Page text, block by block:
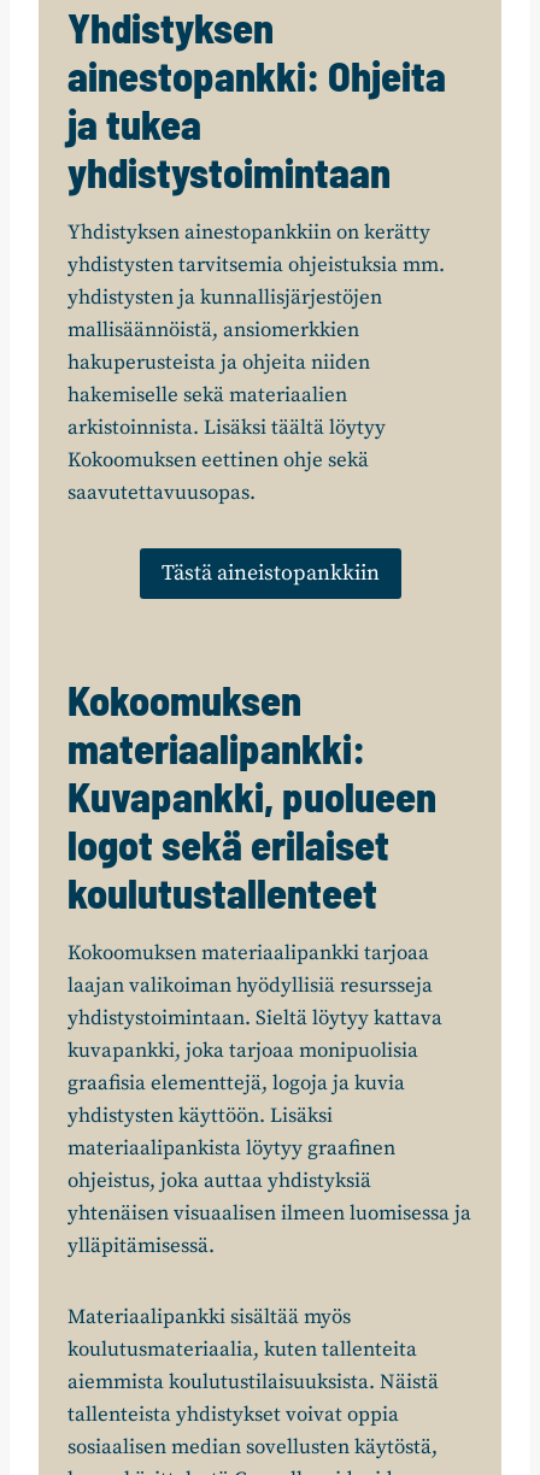
Yhdistyksen
ainestopankki: Ohjeita
ja tukea
yhdistystoimintaan
Yhdistyksen ainestopankkiin on kerätty
yhdistysten tarvitsemia ohjeistuksia mm.
yhdistysten ja kunnallisjärjestöjen
mallisäännöistä, ansiomerkkien
hakuperusteista ja ohjeita niiden
hakemiselle sekä materiaalien
arkistoinnista. Lisäksi täältä löytyy
Kokoomuksen eettinen ohje sekä
saavutettavuusopas.
Tästä aineistopankkiin
Kokoomuksen
materiaalipankki:
Kuvapankki, puolueen
logot sekä erilaiset
koulutustallenteet
Kokoomuksen materiaalipankki tarjoaa
laajan valikoiman hyödyllisiä resursseja
yhdistystoimintaan. Sieltä löytyy kattava
kuvapankki, joka tarjoaa monipuolisia
graafisia elementtejä, logoja ja kuvia
yhdistysten käyttöön. Lisäksi
materiaalipankista löytyy graafinen
ohjeistus, joka auttaa yhdistyksiä
yhtenäisen visuaalisen ilmeen luomisessa ja
ylläpitämisessä.
Materiaalipankki sisältää myös
koulutusmateriaalia, kuten tallenteita
aiemmista koulutustilaisuuksista. Näistä
tallenteista yhdistykset voivat oppia
sosiaalisen median sovellusten käytöstä,